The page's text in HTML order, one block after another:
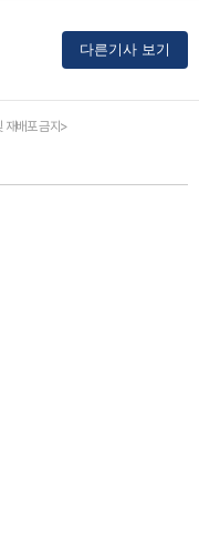
다른기사 보기
재배포 금지>